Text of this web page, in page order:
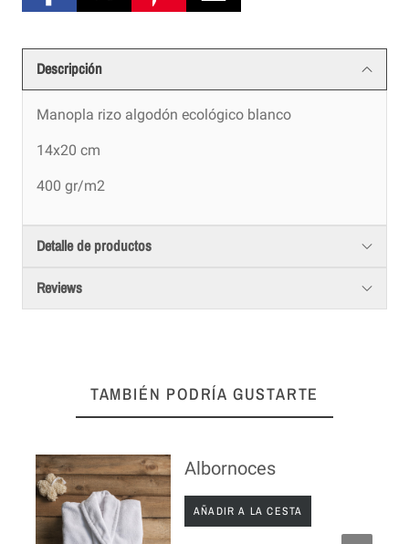
Descripción
Manopla rizo algodón ecológico blanco
14x20 cm
400 gr/m2
Detalle de productos
Reviews
TAMBIÉN PODRÍA GUSTARTE
Albornoces
AÑADIR A LA CESTA